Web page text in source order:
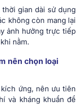
gian dài sử dụng
không còn mang lại
ảnh hưởng trực tiếp
nằm.
nên chọn loại
ứng, nên ưu tiên
và kháng khuẩn để